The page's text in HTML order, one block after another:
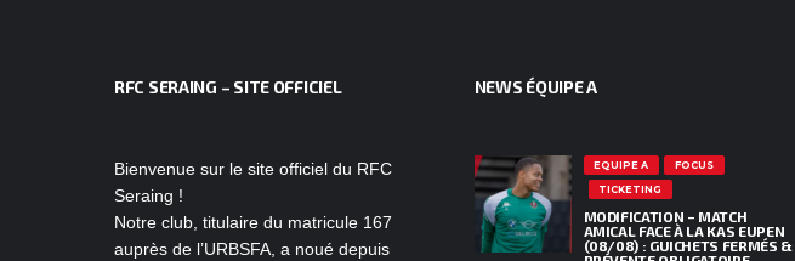
RFC SERAING – SITE OFFICIEL
Bienvenue sur le site officiel du RFC
Seraing !
Notre club, titulaire du matricule 167
auprès de l’URBSFA, a noué depuis
NEWS ÉQUIPE A
EQUIPE A
FOCUS
TICKETING
MODIFICATION – MATCH
AMICAL FACE À LA KAS EUPEN
(08/08) : GUICHETS FERMÉS &